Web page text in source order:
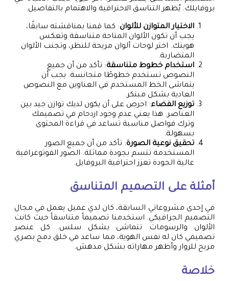
بروفايلك. يُظهر التناسق الاحترافية والاهتمام بالتفاصيل.
الاختيار المتوازن للألوان: كما قمنا بمناقشته سابقًا،
يجب أن تكون الألوان المتاحة متناسقة وتعكس
هويتك. اختر لوحات ألوان مريحة للنظر، وتجنب الألوان
المتضاربة.
استخدام خطوط متناسقة: تأكد من أن جميع
النصوص تستخدم خطوطًا متجانسة. يجب أن
يتماشى الخط المستخدم في العناوين مع النصوص
العادية بشكل مبتكر.
توزيع الفضاء: احرص على أن يكون لديك توازن جيد بين
العناصر. هذا يعني عدم وجود ازدحام في تصميمك
وترك فواصل مناسبة تساعد في قراءة المحتوى
بسهولة.
تحقيق نوعية الصورة: تأكد من أن جميع الصور
المستخدمة تتسم بجودة مماثلة. الصور الفوتوغرافية
عالية الجودة تعزز احترافية البروفايل.
أمثلة على التصميم المتناسق
في إحدى مشروعاتي السابقة، كان لدي عميل يعمل في مجال
التصميم الجرافيكي. استخدمنا تصميماً متناسقاً حيث كانت
الألوان والرسومات تتماشى بشكل سلس. كل عنصر
تصميمي كان له نفس الهوية، مما ساعد في خلق دمج بصري
مريح للزوار وأظهر مهاراته بشكل مدهش.
خلاصة